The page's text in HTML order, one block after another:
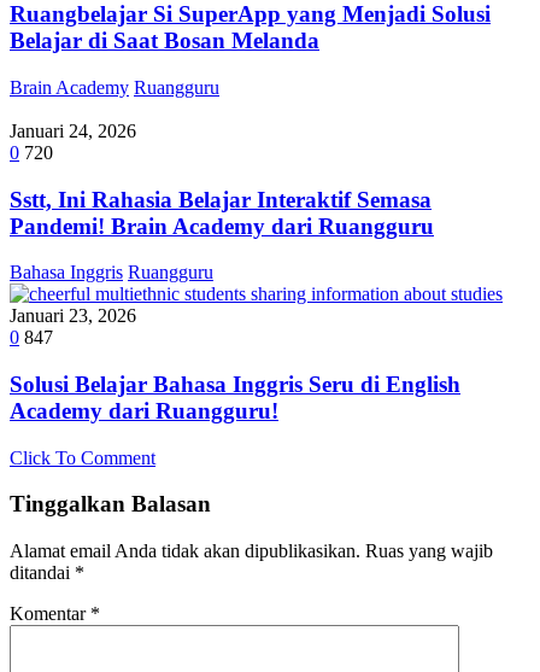
Ruangbelajar Si SuperApp yang Menjadi Solusi
Belajar di Saat Bosan Melanda
Brain Academy Ruangguru
Januari 24, 2026
0 720
Sstt, Ini Rahasia Belajar Interaktif Semasa
Pandemi! Brain Academy dari Ruangguru
Bahasa Inggris Ruangguru
Januari 23, 2026
0 847
Solusi Belajar Bahasa Inggris Seru di English
Academy dari Ruangguru!
Click To Comment
Tinggalkan Balasan
Alamat email Anda tidak akan dipublikasikan. Ruas yang wajib
ditandai *
Komentar *